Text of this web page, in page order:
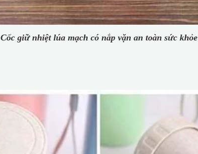
Cốc giữ nhiệt lúa mạch có nắp vặn an toàn sức khỏe